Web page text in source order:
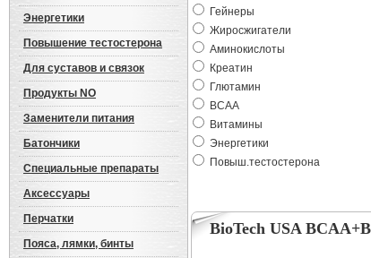
Энергетики
Повышение тестостерона
Для суставов и связок
Продукты NO
Заменители питания
Батончики
Специальные препараты
Аксессуары
Перчатки
Пояса, лямки, бинты
Гейнеры
Жиросжигатели
Аминокислоты
Креатин
Глютамин
BCAA
Витамины
Энергетики
Повыш.тестостерона
BioTech USA